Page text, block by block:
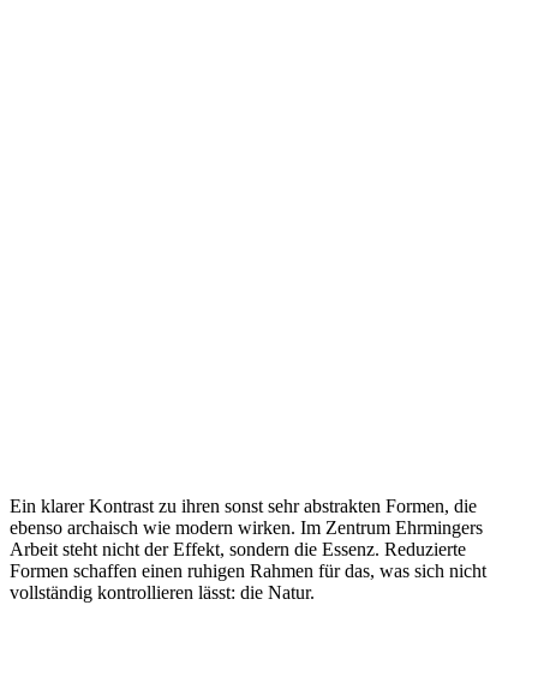
Ein klarer Kontrast zu ihren sonst sehr abstrakten Formen, die
ebenso archaisch wie modern wirken. Im Zentrum Ehrmingers
Arbeit steht nicht der Effekt, sondern die Essenz. Reduzierte
Formen schaffen einen ruhigen Rahmen für das, was sich nicht
vollständig kontrollieren lässt: die Natur.